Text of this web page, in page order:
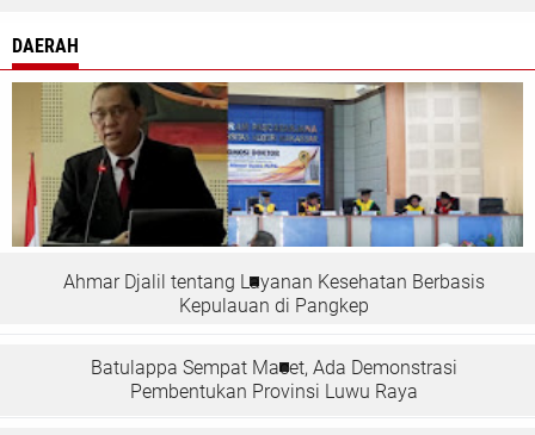
DAERAH
Ahmar Djalil tentang Layanan Kesehatan Berbasis
Kepulauan di Pangkep
Batulappa Sempat Macet, Ada Demonstrasi
Pembentukan Provinsi Luwu Raya